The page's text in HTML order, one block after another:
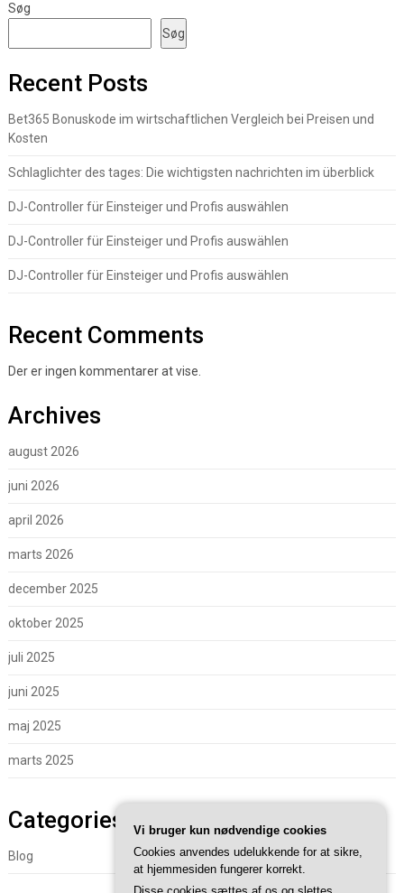
Søg
Søg
Recent Posts
Bet365 Bonuskode im wirtschaftlichen Vergleich bei Preisen und
Kosten
Schlaglichter des tages: Die wichtigsten nachrichten im überblick
DJ-Controller für Einsteiger und Profis auswählen
DJ-Controller für Einsteiger und Profis auswählen
DJ-Controller für Einsteiger und Profis auswählen
Recent Comments
Der er ingen kommentarer at vise.
Archives
august 2026
juni 2026
april 2026
marts 2026
december 2025
oktober 2025
juli 2025
juni 2025
maj 2025
marts 2025
Categories
Blog
Vi bruger kun nødvendige cookies
Cookies anvendes udelukkende for at sikre,
at hjemmesiden fungerer korrekt.